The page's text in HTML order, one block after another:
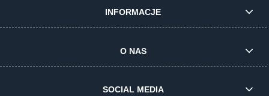
INFORMACJE
O NAS
SOCIAL MEDIA